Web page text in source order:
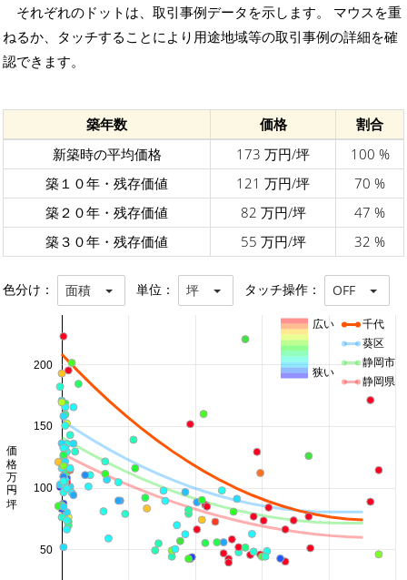
それぞれのドットは、取引事例データを示します。 マウスを重
ねるか、タッチすることにより用途地域等の取引事例の詳細を確
認できます。
築年数 価格
割合
新築時の平均価格
173 万円/坪
100 %
築１０年・残存価値
121 万円/坪
70 %
築２０年・残存価値
82 万円/坪
47 %
築３０年・残存価値
55 万円/坪 32 %
色分け： 面積 単位： 坪 タッチ操作： OFF
50
100
150
200
価格 万円/坪
千代
葵区
静岡市
静岡県
広い
狭い